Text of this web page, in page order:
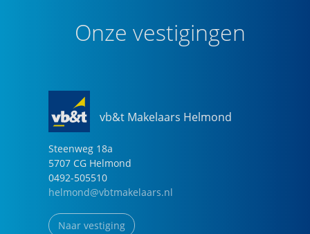
Onze vestigingen
vb&t Makelaars Helmond
Steenweg 18a
5707 CG Helmond
0492-505510
helmond@vbtmakelaars.nl
Naar vestiging